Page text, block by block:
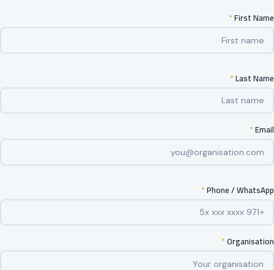
First Name
*
Last Name
*
Email
*
Phone / WhatsApp
*
Organisation
*